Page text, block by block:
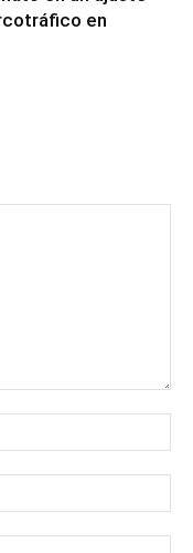
en